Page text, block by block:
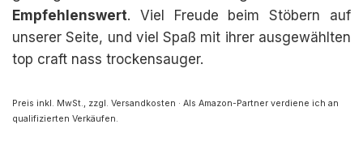
Empfehlenswert. Viel Freude beim Stöbern auf
unserer Seite, und viel Spaß mit ihrer ausgewählten
top craft nass trockensauger.
Preis inkl. MwSt., zzgl. Versandkosten · Als Amazon-Partner verdiene ich an
qualifizierten Verkäufen.